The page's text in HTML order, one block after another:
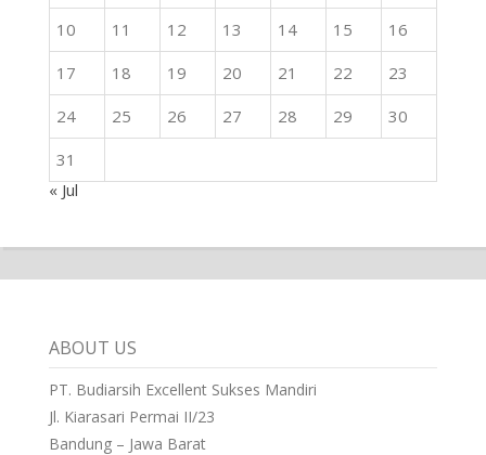
10
11 12 13 14 15
16
17
18 19 20 21 22
23
24
25 26 27 28 29
30
31
« Jul
ABOUT US
PT. Budiarsih Excellent Sukses Mandiri
Jl. Kiarasari Permai II/23
Bandung – Jawa Barat